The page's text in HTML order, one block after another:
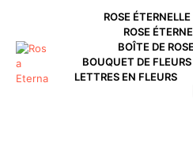
ROSE
ROSE
BOÎTE DE
BOUQUET DE
LETTRES EN FLEURS